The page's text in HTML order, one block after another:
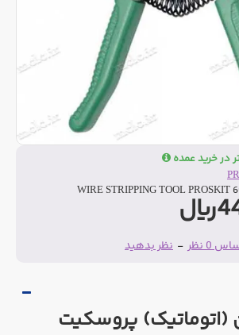
0 نظر - نظر بدهید
WIRE STRIPPING TOOL PROSKIT
پروسکیت